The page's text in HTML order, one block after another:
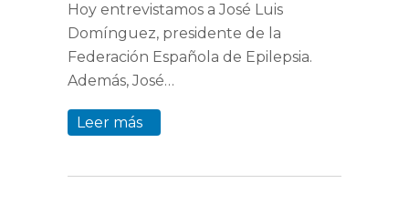
Hoy entrevistamos a José Luis
Domínguez, presidente de la
Federación Española de Epilepsia.
Además, José…
Leer más